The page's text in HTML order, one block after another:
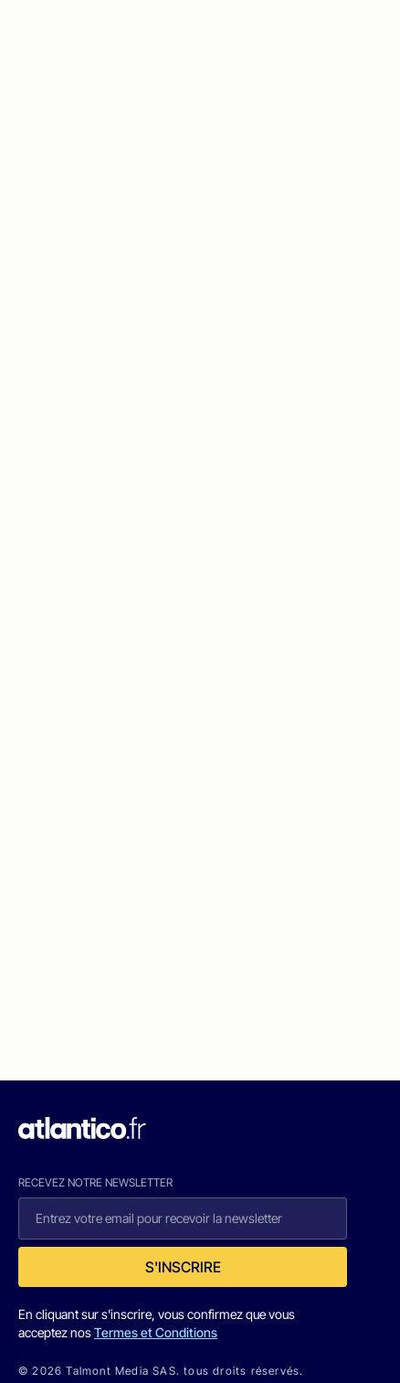
RECEVEZ NOTRE NEWSLETTER
S'INSCRIRE
En cliquant sur s'inscrire, vous confirmez que vous
acceptez nosTermes et Conditions
© 2026 Talmont Media SAS. tous droits réservés.